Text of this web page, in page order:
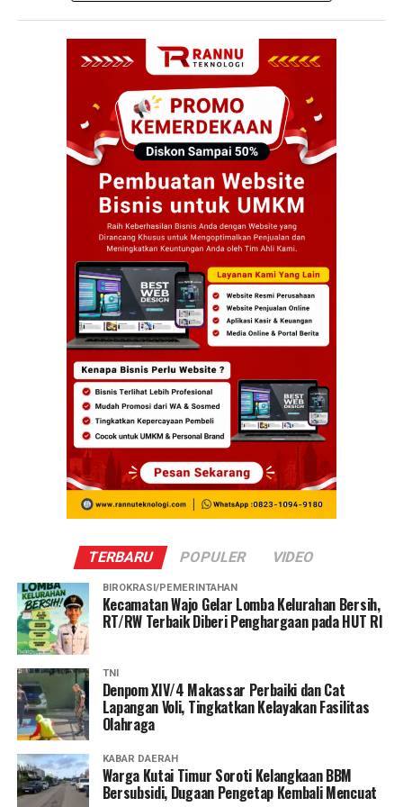
TERBARU POPULER VIDEO
BIROKRASI/PEMERINTAHAN
Kecamatan Wajo Gelar Lomba Kelurahan Bersih,
RT/RW Terbaik Diberi Penghargaan pada HUT RI
TNI
Denpom XIV/4 Makassar Perbaiki dan Cat
Lapangan Voli, Tingkatkan Kelayakan Fasilitas
Olahraga
KABAR DAERAH
Warga Kutai Timur Soroti Kelangkaan BBM
Bersubsidi, Dugaan Pengetap Kembali Mencuat